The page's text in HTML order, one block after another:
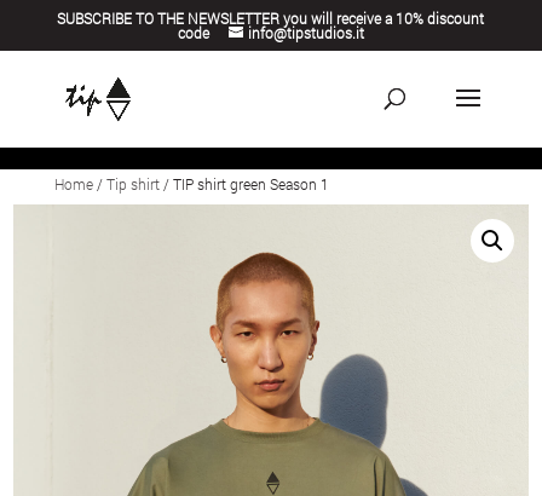
SUBSCRIBE TO THE NEWSLETTER you will receive a 10% discount
code info@tipstudios.it
Home/Tip shirt/ TIP shirt green Season 1